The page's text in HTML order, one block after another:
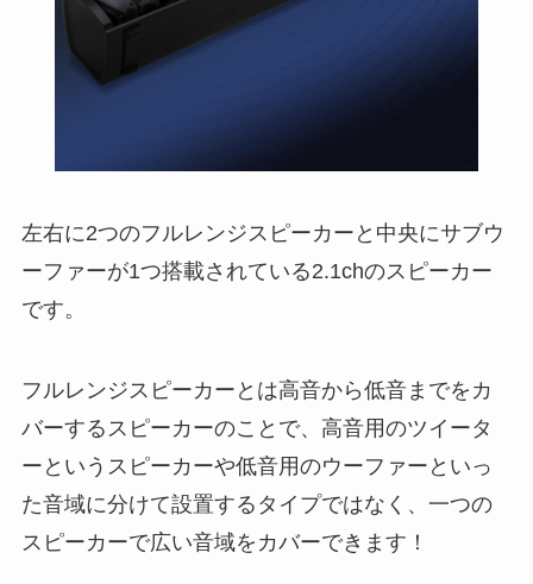
左右に2つのフルレンジスピーカーと中央にサブウ
ーファーが1つ搭載されている2.1chのスピーカー
です。
フルレンジスピーカーとは高音から低音までをカ
バーするスピーカーのことで、高音用のツイータ
ーというスピーカーや低音用のウーファーといっ
た音域に分けて設置するタイプではなく、一つの
スピーカーで広い音域をカバーできます！